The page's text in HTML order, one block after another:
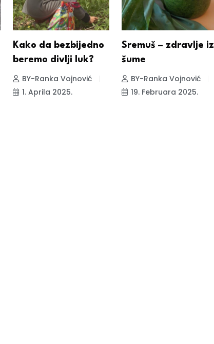
Kako da bezbijedno
beremo divlji luk?
BY-Ranka Vojnović
1. Aprila 2025.
Sremuš – zdravlje iz
šume
BY-Ranka Vojnović
19. Februara 2025.